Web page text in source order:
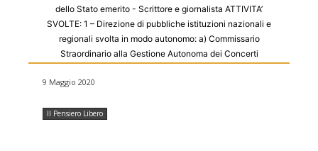
dello Stato emerito - Scrittore e giornalista ATTIVITA’
SVOLTE: 1 – Direzione di pubbliche istituzioni nazionali e
regionali svolta in modo autonomo: a) Commissario
Straordinario alla Gestione Autonoma dei Concerti
1978 (nominato dal Ministro dello Spettacolo On. Adolfo
Nazionale d’Arte drammatica “Silvio d’Amico” dal 1979 al
9 Maggio 2020
Il Pensiero Libero